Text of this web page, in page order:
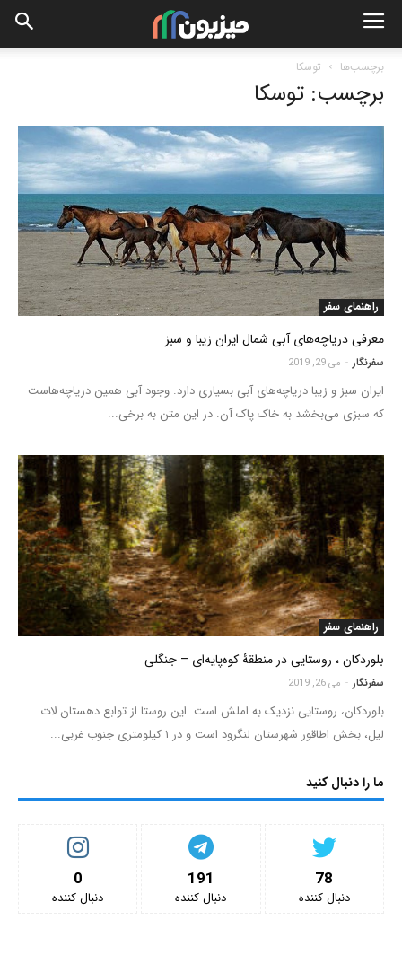
برچسب‌ها توسکا
برچسب: توسکا
راهنمای سفر
معرفی دریاچه‌های آبی شمال ایران زیبا و سبز
سفرنگار - می 29, 2019
ایران سبز و زیبا دریاچه‌های آبی بسیاری دارد. وجود آبی همین دریاچه‌هاست
که سبزی می‌بخشد به خاک پاک آن. در این متن به برخی...
راهنمای سفر
بلوردکان ، روستایی در منطقۀ کوه‌پایه‌ای – جنگلی
سفرنگار - می 26, 2019
بلوردکان، روستایی نزدیک به املش است. این روستا از توابع دهستان لات
لیل، بخش اطاقور شهرستان لنگرود است و در ۱ کیلومتری جنوب غربی...
ما را دنبال کنید
0
دنبال کننده‌
191
دنبال کننده‌
78
دنبال کننده‌